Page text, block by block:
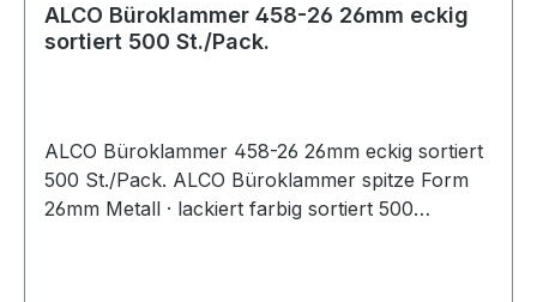
ALCO Büroklammer 458-26 26mm eckig
sortiert 500 St./Pack.
ALCO Büroklammer 458-26 26mm eckig sortiert
500 St./Pack. ALCO Büroklammer spitze Form
26mm Metall · lackiert farbig sortiert 500